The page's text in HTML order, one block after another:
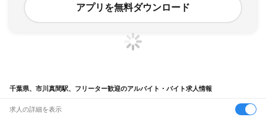
アプリを無料ダウンロード
千葉県、市川真間駅、フリーター歓迎のアルバイト・バイト求人情報
求人の詳細を表示